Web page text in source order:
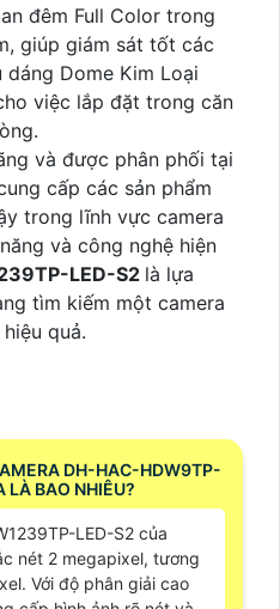
đêm Full Color trong
giúp giám sát tốt các
Dome Kim Loại
việc lắp đặt trong căn
và được phân phối tại
cấp các sản phẩm
trong lĩnh vực camera
và công nghệ hiện
LED-S2 là lựa
tìm kiếm một camera
quả.
DH-HAC-HDW9TP-
LÀ BAO NHIÊU?
LED-S2 của
nét 2 megapixel, tương
Với độ phân giải cao